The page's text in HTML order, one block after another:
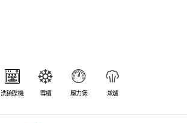
洗碗碟機 雪櫃 壓力煲 蒸爐